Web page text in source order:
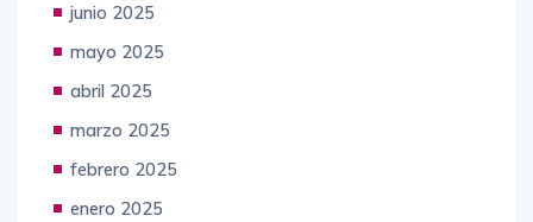
junio 2025
mayo 2025
abril 2025
marzo 2025
febrero 2025
enero 2025